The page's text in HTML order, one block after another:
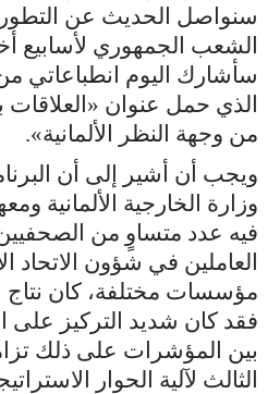
سنواصل الحديث عن
الشعب الجمهوري لأسابيع
سأشارك اليوم انطباعاتي
الذي حمل عنوان «العلاقات
من وجهة النظر الألمانية».
ويجب أن أشير إلى أن
وزارة الخارجية الألمانية
فيه عدد متساوٍ من الصحفيين
العاملين في شؤون الاتحاد
مؤسسات مختلفة، كان
فقد كان شديد التركيز على
بين المؤشرات على ذلك
الثالث لآلية الحوار